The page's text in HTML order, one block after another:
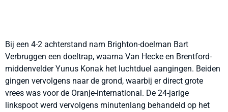
Bij een 4-2 achterstand nam Brighton-doelman Bart
Verbruggen een doeltrap, waarna Van Hecke en Brentford-
middenvelder Yunus Konak het luchtduel aangingen. Beiden
gingen vervolgens naar de grond, waarbij er direct grote
vrees was voor de Oranje-international. De 24-jarige
linkspoot werd vervolgens minutenlang behandeld op het